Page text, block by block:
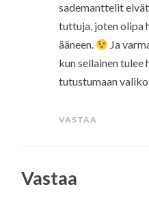
sademanttelit
tuttuja, joten olipa
ääneen.
Ja
kun sellainen
tutustumaan
VASTAA
Vastaa